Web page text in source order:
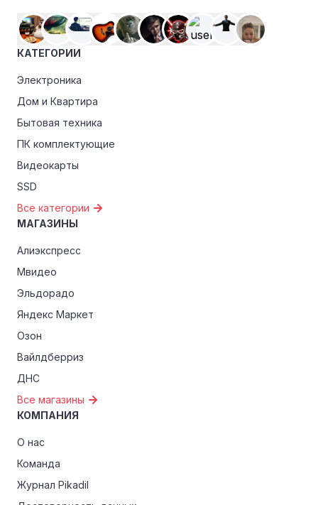
КАТЕГОРИИ
Электроника
Дом и Квартира
Бытовая техника
ПК комплектующие
Видеокарты
SSD
Все категории
МАГАЗИНЫ
Алиэкспресс
Мвидео
Эльдорадо
Яндекс Маркет
Озон
Вайлдберриз
ДНС
Все магазины
КОМПАНИЯ
О нас
Команда
Журнал Pikadil